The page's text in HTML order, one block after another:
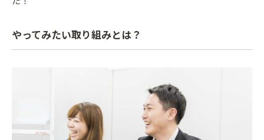
やってみたい取り組みとは？